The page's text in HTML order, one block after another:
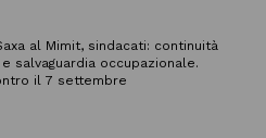
al Mimit, sindacati: continuità
salvaguardia occupazionale.
il 7 settembre